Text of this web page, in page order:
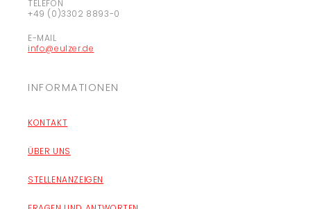
TELEFON
+49 (0)3302 8893-0
E-MAIL
info@eulzer.de
INFORMATIONEN
KONTAKT
ÜBER UNS
STELLENANZEIGEN